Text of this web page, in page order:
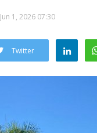
Jun 1, 2026 07:30
Twitter